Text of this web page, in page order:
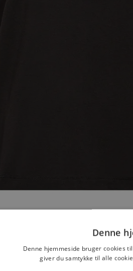
Denne
Denne hjemmeside bruger cookies
giver du samtykke til alle